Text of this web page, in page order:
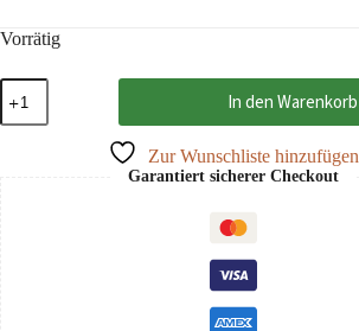
Vorrätig
Örökké
Superior
2024
In den Warenkorb
Zur Wunschliste hinzufügen
Garantiert sicherer Checkout